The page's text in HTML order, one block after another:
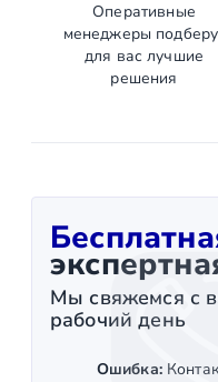
Оперативные
менеджеры
для вас лучшие
решения
Мы свяжемся с
рабочий день
Ошибка: